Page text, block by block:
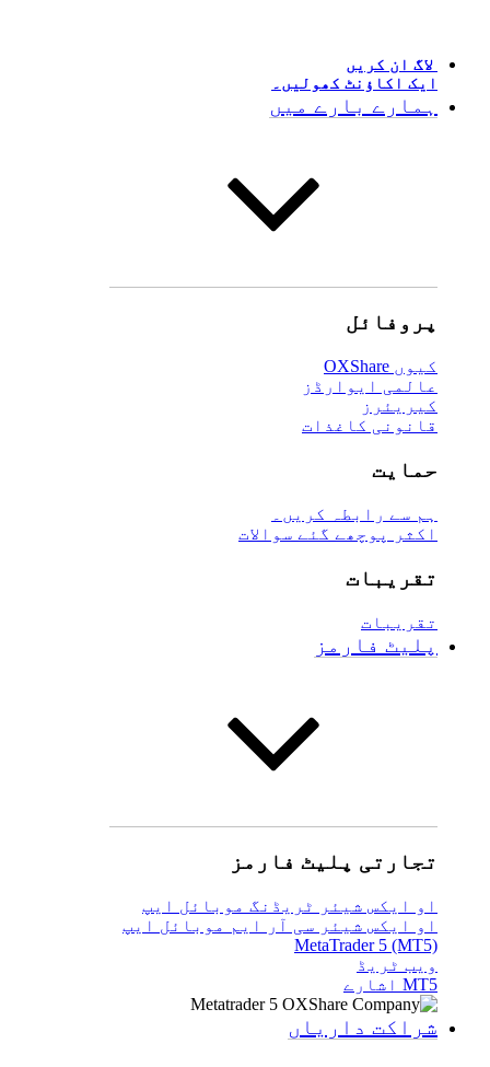
لاگ ان کریں
ایک اکاؤنٹ کھولیں۔
ہمارے بارے میں
پروفائل
کیوں OXShare
عالمی ایوارڈز
کیریئرز
قانونی کاغذات
حمایت
ہم سے رابطہ کریں۔
اکثر پوچھے گئے سوالات
تقریبات
تقریبات
پلیٹ فارمز
تجارتی پلیٹ فارمز
او ایکس شیئر ٹریڈنگ موبائل ایپ
او ایکس شیئر سی آر ایم موبائل ایپ
MetaTrader 5 (MT5)
ویب ٹریڈ
MT5 اشارے
شراکت داریاں